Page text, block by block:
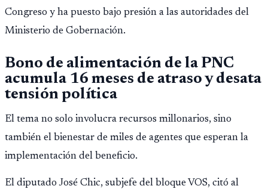
Congreso y ha puesto bajo presión a las autoridades del
Ministerio de Gobernación.
Bono de alimentación de la PNC
acumula 16 meses de atraso y desata
tensión política
El tema no solo involucra recursos millonarios, sino
también el bienestar de miles de agentes que esperan la
implementación del beneficio.
El diputado José Chic, subjefe del bloque VOS, citó al